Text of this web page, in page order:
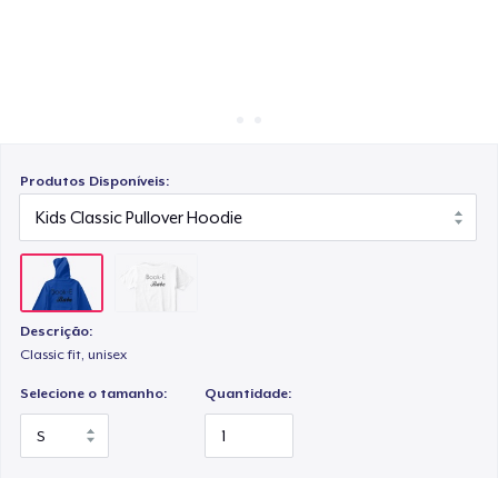
Produtos Disponíveis:
Descrição:
Classic fit, unisex
Selecione o tamanho: Quantidade: